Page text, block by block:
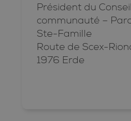
Président du
communauté –
Ste-Famille
Route de Scex-
1976 Erde